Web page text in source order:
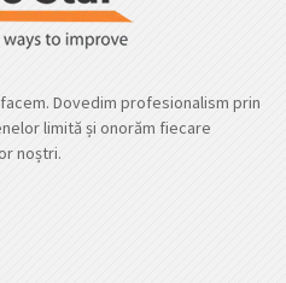
Dovedim profesionalism prin
limită și onorăm fiecare
noștri.